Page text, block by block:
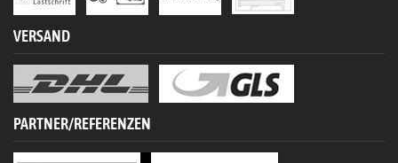
VERSAND
PARTNER/REFERENZEN